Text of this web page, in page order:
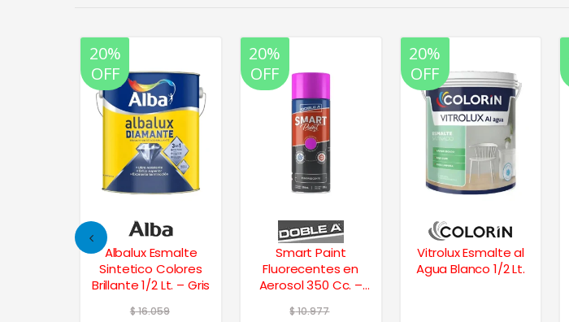
20%
OFF
Albalux Esmalte
Sintetico Colores
Brillante 1/2 Lt. – Gris
$16.059
20%
OFF
Smart Paint
Fluorecentes en
Aerosol 350 Cc. –
$10.977
20%
OFF
Vitrolux Esmalte al
Agua Blanco 1/2 Lt.